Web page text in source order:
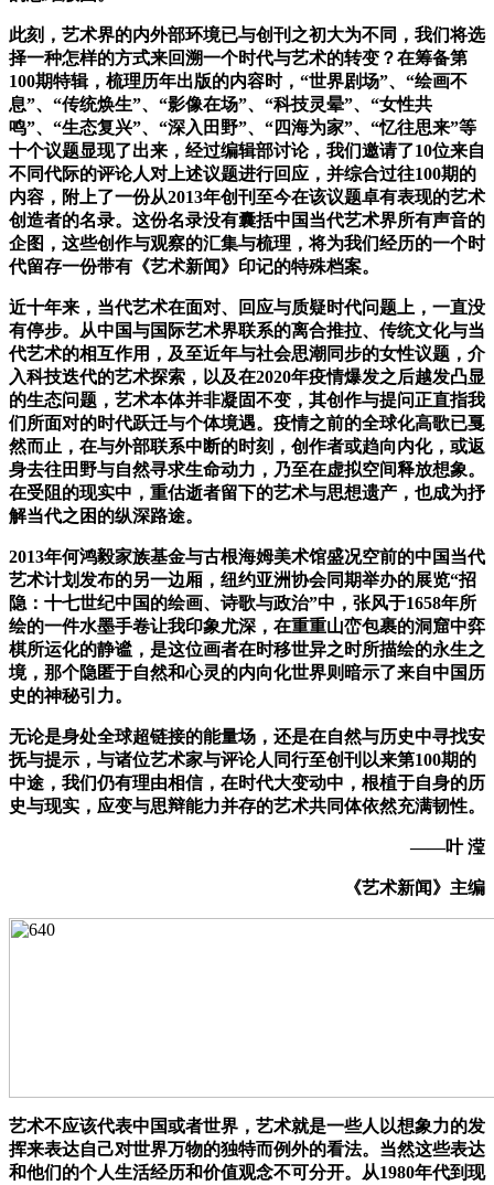
此刻，艺术界的内外部环境已与创刊之初大为不同，我们将选
择一种怎样的方式来回溯一个时代与艺术的转变？在筹备第
100期特辑，梳理历年出版的内容时，“世界剧场”、“绘画不
息”、“传统焕生”、“影像在场”、“科技灵晕”、“女性共
鸣”、“生态复兴”、“深入田野”、“四海为家”、“忆往思来”等
十个议题显现了出来，经过编辑部讨论，我们邀请了10位来自
不同代际的评论人对上述议题进行回应，并综合过往100期的
内容，附上了一份从2013年创刊至今在该议题卓有表现的艺术
创造者的名录。这份名录没有囊括中国当代艺术界所有声音的
企图，这些创作与观察的汇集与梳理，将为我们经历的一个时
代留存一份带有《艺术新闻》印记的特殊档案。
近十年来，当代艺术在面对、回应与质疑时代问题上，一直没
有停步。从中国与国际艺术界联系的离合推拉、传统文化与当
代艺术的相互作用，及至近年与社会思潮同步的女性议题，介
入科技迭代的艺术探索，以及在2020年疫情爆发之后越发凸显
的生态问题，艺术本体并非凝固不变，其创作与提问正直指我
们所面对的时代跃迁与个体境遇。疫情之前的全球化高歌已戛
然而止，在与外部联系中断的时刻，创作者或趋向内化，或返
身去往田野与自然寻求生命动力，乃至在虚拟空间释放想象。
在受阻的现实中，重估逝者留下的艺术与思想遗产，也成为抒
解当代之困的纵深路途。
2013年何鸿毅家族基金与古根海姆美术馆盛况空前的中国当代
艺术计划发布的另一边厢，纽约亚洲协会同期举办的展览“招
隐：十七世纪中国的绘画、诗歌与政治”中，张风于1658年所
绘的一件水墨手卷让我印象尤深，在重重山峦包裹的洞窟中弈
棋所运化的静谧，是这位画者在时移世异之时所描绘的永生之
境，那个隐匿于自然和心灵的内向化世界则暗示了来自中国历
史的神秘引力。
无论是身处全球超链接的能量场，还是在自然与历史中寻找安
抚与提示，与诸位艺术家与评论人同行至创刊以来第100期的
中途，我们仍有理由相信，在时代大变动中，根植于自身的历
史与现实，应变与思辩能力并存的艺术共同体依然充满韧性。
——叶 滢
《艺术新闻》主编
艺术不应该代表中国或者世界，艺术就是一些人以想象力的发
挥来表达自己对世界万物的独特而例外的看法。当然这些表达
和他们的个人生活经历和价值观念不可分开。从1980年代到现